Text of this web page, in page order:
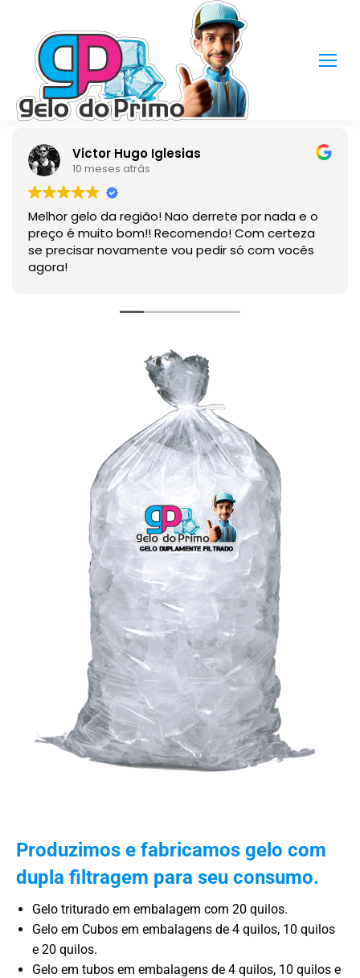
Victor Hugo Iglesias
10 meses atrás
Melhor gelo da região! Nao derrete por nada e o
preço é muito bom!! Recomendo! Com certeza
se precisar novamente vou pedir só com vocês
agora!
Produzimos e fabricamos gelo com
dupla filtragem para seu consumo.
Gelo triturado em embalagem com 20 quilos.
Gelo em Cubos em embalagens de 4 quilos, 10 quilos
e 20 quilos.
Gelo em tubos em embalagens de 4 quilos, 10 quilos e